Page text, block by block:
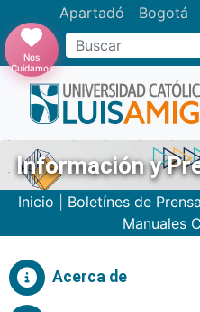
Apartadó Bogotá
Buscar
Nos
Cuidamos
Información y
Inicio Boletínes de Prensa
Manuales
Acerca de